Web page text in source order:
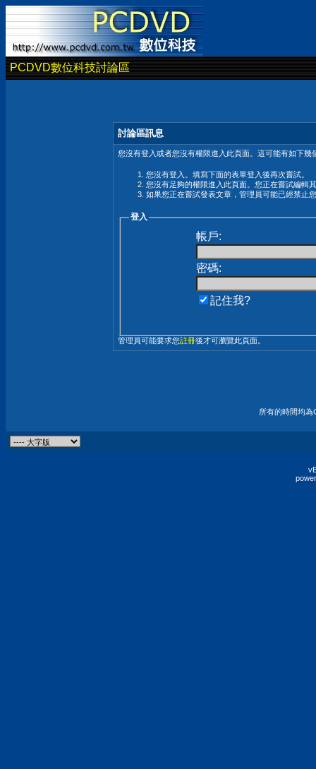
PCDVD數位科技討論區
討論區訊息
您沒有登入或者您沒有權限進入此頁面。這可能有如下幾
您沒有登入。填寫下面的表單登入後再次嘗試。
您沒有足夠的權限進入此頁面。您正在嘗試編輯
如果您正在嘗試發表文章，管理員可能已經禁止
登入
帳戶:
密碼:
記住我?
管理員可能要求您註冊後才可瀏覽此頁面。
所有的時間均為